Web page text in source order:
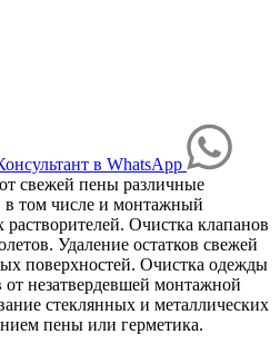
в WhatsApp
свежей пены различные
в том числе и монтажный
Очистка клапанов
Удаление остатков свежей
поверхностей. Очистка одежды
от незатвердевшей монтажной
стеклянных и металлических
пены или герметика.